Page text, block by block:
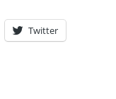
Twitter